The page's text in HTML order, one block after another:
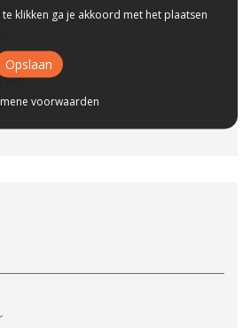
te klikken ga je akkoord met het plaatsen
Opslaan
voorwaarden